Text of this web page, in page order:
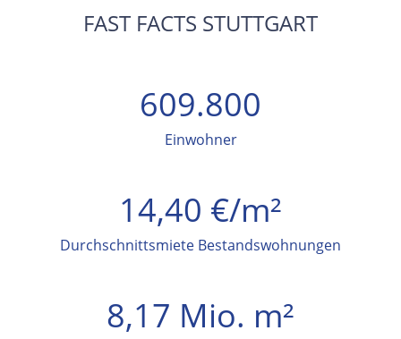
FAST FACTS STUTTGART
609.800
Einwohner
14,40 €/m²
Durchschnittsmiete Bestandswohnungen
8,17 Mio. m²